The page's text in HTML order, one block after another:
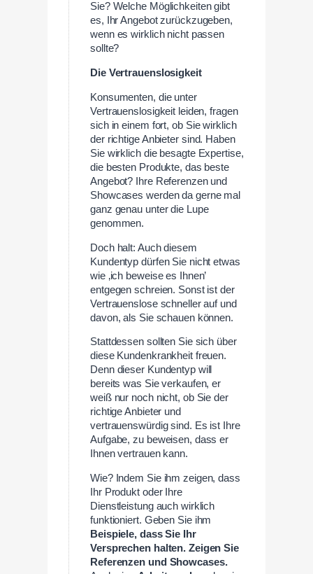
Sie? Welche Möglichkeiten gibt
es, Ihr Angebot zurückzugeben,
wenn es wirklich nicht passen
sollte?
Die Vertrauenslosigkeit
Konsumenten, die unter
Vertrauenslosigkeit leiden, fragen
sich in einem fort, ob Sie wirklich
der richtige Anbieter sind. Haben
Sie wirklich die besagte Expertise,
die besten Produkte, das beste
Angebot? Ihre Referenzen und
Showcases werden da gerne mal
ganz genau unter die Lupe
genommen.
Doch halt: Auch diesem
Kundentyp dürfen Sie nicht etwas
wie ‚ich beweise es Ihnen’
entgegen schreien. Sonst ist der
Vertrauenslose schneller auf und
davon, als Sie schauen können.
Stattdessen sollten Sie sich über
diese Kundenkrankheit freuen.
Denn dieser Kundentyp will
bereits was Sie verkaufen, er
weiß nur noch nicht, ob Sie der
richtige Anbieter und
vertrauenswürdig sind. Es ist Ihre
Aufgabe, zu beweisen, dass er
Ihnen vertrauen kann.
Wie? Indem Sie ihm zeigen, dass
Ihr Produkt oder Ihre
Dienstleistung auch wirklich
funktioniert. Geben Sie ihm
Beispiele, dass Sie Ihr
Versprechen halten. Zeigen Sie
Referenzen und Showcases.